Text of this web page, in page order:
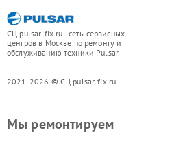
СЦ pulsar-fix.ru - сеть сервисных
центров в Москве по ремонту и
обслуживанию техники Pulsar
2021-2026 © СЦ pulsar-fix.ru
Мы ремонтируем